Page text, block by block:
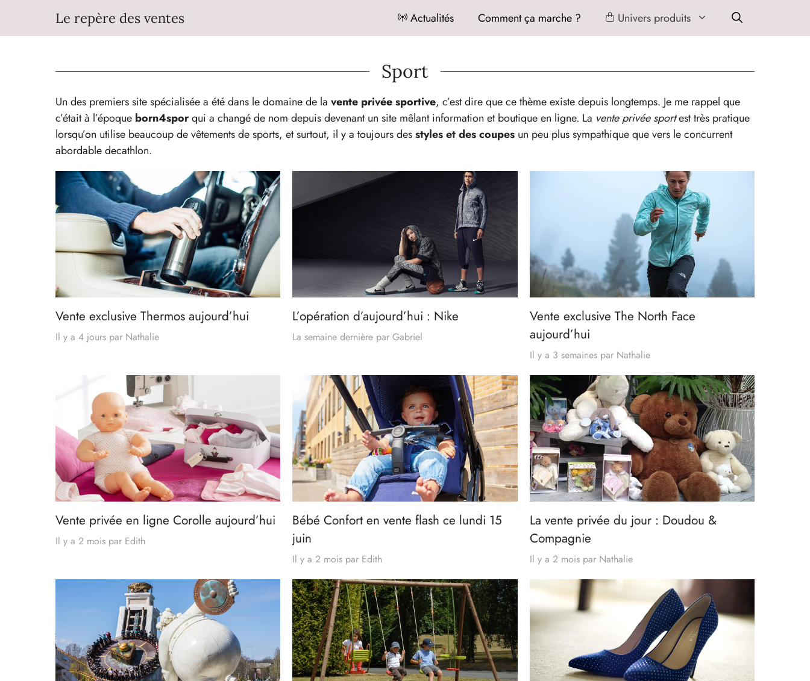
contenu
Le repère des ventes Actualités Comment ça marche ? Univers produits
Sport
Un des premiers site spécialisée a été dans le domaine de la vente privée sportive, c’est dire que ce thème existe depuis longtemps. Je me rappel que
c’était à l’époque born4sporqui a changé de nom depuis devenant un site mêlant information et boutique en ligne. La vente privée sportest très pratique
lorsqu’on utilise beaucoup de vêtements de sports, et surtout, il y a toujours desstyles et des coupes un peu plus sympathique que vers le concurrent
abordable decathlon.
Vente exclusive Thermos aujourd’hui
Il y a 4 jours par Nathalie
L’opération d’aujourd’hui : Nike
La semaine dernière parGabriel
Vente exclusive The North Face
aujourd’hui
Il y a 3 semaines par Nathalie
Vente privée en ligne Corolle aujourd’hui
Il y a 2 mois par Edith
Bébé Confort en vente flash ce lundi 15
juin
Il y a 2 mois par Edith
La vente privée du jour : Doudou &
Compagnie
Il y a 2 mois par Nathalie